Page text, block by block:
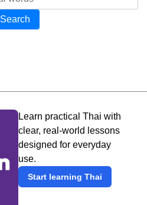
Search
Learn practical Thai with
clear, real-world lessons
designed for everyday
use.
Start learning Thai